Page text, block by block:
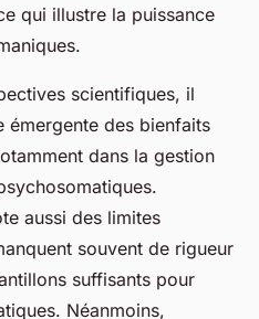
qui illustre la puissance
scientifiques, il
émergente des bienfaits
dans la gestion
aussi des limites
souvent de rigueur
suffisants pour
Néanmoins,